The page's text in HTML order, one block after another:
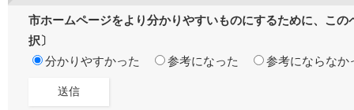
市ホームページをより分かりやすいものにするために、こ
択〕
分かりやすかった
参考になった 参考にならなか